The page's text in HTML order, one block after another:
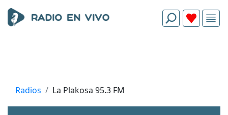
Radios La Plakosa 95.3 FM